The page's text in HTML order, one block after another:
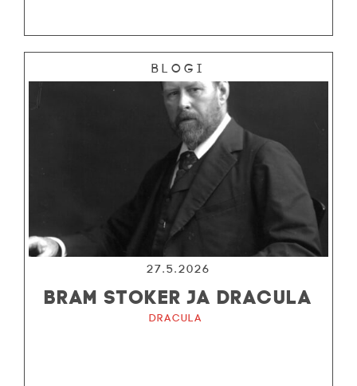
Blogi
27.5.2026
BRAM STOKER JA DRACULA
Dracula